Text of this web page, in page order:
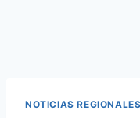
NOTICIAS REGIONALES